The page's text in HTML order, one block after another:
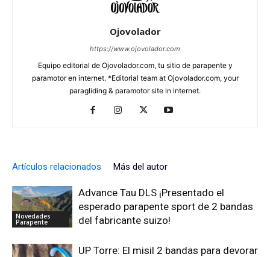
Ojovolador
https://www.ojovolador.com
Equipo editorial de Ojovolador.com, tu sitio de parapente y
paramotor en internet. *Editorial team at Ojovolador.com, your
paragliding & paramotor site in internet.
Artículos relacionados Más del autor
Novedades
Parapente
Advance Tau DLS ¡Presentado el
esperado parapente sport de 2 bandas
del fabricante suizo!
UP Torre: El misil 2 bandas para devorar